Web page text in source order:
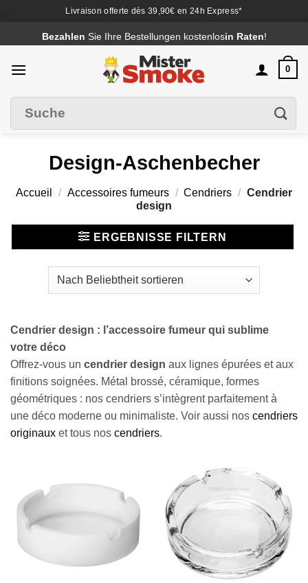
Livraison offerte dès 39,90€ en 24h Express*
au
contenu
Bezahlen Sie Ihre Bestellungen kostenlosin Raten!
0
nach
Design-Aschenbecher
Accueil / Accessoires fumeurs / Cendriers / Cendrier
design
ERGEBNISSE FILTERN
Cendrier design : l’accessoire fumeur qui sublime
votre déco
Offrez-vous un cendrier design aux lignes épurées et aux
finitions soignées. Métal brossé, céramique, formes
géométriques : nos cendriers s’intègrent parfaitement à
une déco moderne ou minimaliste. Voir aussi nos cendriers
originaux et tous nos cendriers.